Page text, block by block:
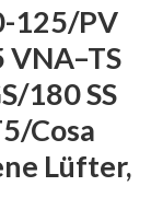
125/PV
180 SS
Cosa
Lüfter,